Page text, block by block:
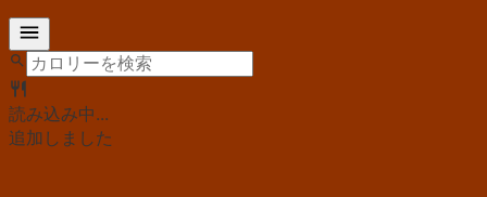
読み込み中...
追加しました